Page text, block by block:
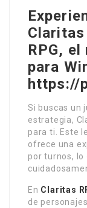
Claritas
RPG,
para
https://
Si buscas un
estrategia,
para ti. Este
ofrece una
por turnos,
En Claritas
de